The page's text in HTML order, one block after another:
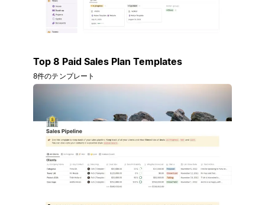
Top 8 Paid Sales Plan Templates
8件のテンプレート